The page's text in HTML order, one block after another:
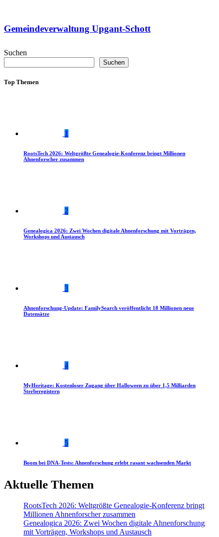
Gemeindeverwaltung Upgant-Schott
Suchen
Suchen
Top Themen
1
RootsTech 2026: Weltgrößte Genealogie-Konferenz bringt Millionen
Ahnenforscher zusammen
2
Genealogica 2026: Zwei Wochen digitale Ahnenforschung mit Vorträgen,
Workshops und Austausch
3
Ahnenforschung-Update: FamilySearch veröffentlicht 18 Millionen neue
Datensätze
4
MyHeritage: Kostenloser Zugang über Halloween zu über 1,5 Milliarden
Sterberegistern
5
Boom bei DNA-Tests: Ahnenforschung erlebt rasant wachsenden Markt
Aktuelle Themen
RootsTech 2026: Weltgrößte Genealogie-Konferenz bringt
Millionen Ahnenforscher zusammen
Genealogica 2026: Zwei Wochen digitale Ahnenforschung
mit Vorträgen, Workshops und Austausch